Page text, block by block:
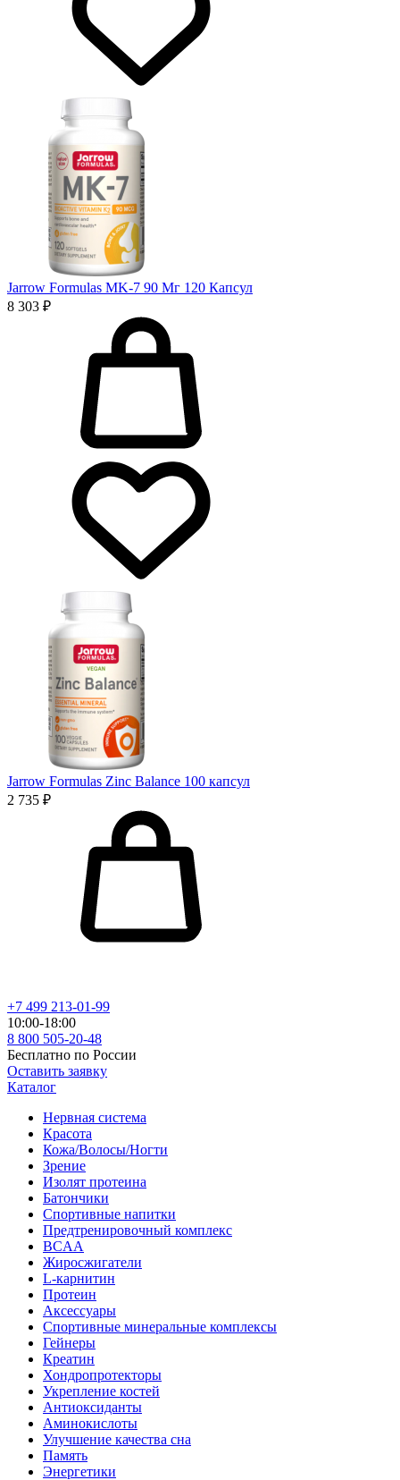
Jarrow Formulas MK-7 90 Мг 120 Капсул
8 303 ₽
Jarrow Formulas Zinc Balance 100 капсул
2 735 ₽
+7 499 213-01-99
10:00-18:00
8 800 505-20-48
Бесплатно по России
Оставить заявку
Каталог
Нервная система
Красота
Кожа/Волосы/Ногти
Зрение
Изолят протеина
Батончики
Спортивные напитки
Предтренировочный комплекс
BCAA
Жиросжигатели
L-карнитин
Протеин
Аксессуары
Спортивные минеральные комплексы
Гейнеры
Креатин
Хондропротекторы
Укрепление костей
Антиоксиданты
Аминокислоты
Улучшение качества сна
Память
Энергетики